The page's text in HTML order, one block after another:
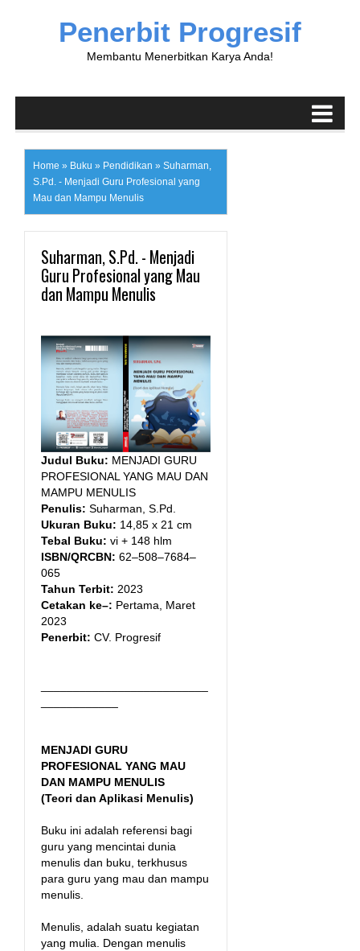
Penerbit Progresif
Membantu Menerbitkan Karya Anda!
Home » Buku » Pendidikan » Suharman,
S.Pd. - Menjadi Guru Profesional yang
Mau dan Mampu Menulis
Suharman, S.Pd. - Menjadi
Guru Profesional yang Mau
dan Mampu Menulis
Judul Buku: MENJADI GURU
PROFESIONAL YANG MAU DAN
MAMPU MENULIS
Penulis: Suharman, S.Pd.
Ukuran Buku: 14,85 x 21 cm
Tebal Buku: vi + 148 hlm
ISBN/QRCBN: 62–508–7684–
065
Tahun Terbit: 2023
Cetakan ke–: Pertama, Maret
2023
Penerbit: CV. Progresif
MENJADI GURU
PROFESIONAL YANG MAU
DAN MAMPU MENULIS
(Teori dan Aplikasi Menulis)
Buku ini adalah referensi bagi
guru yang mencintai dunia
menulis dan buku, terkhusus
para guru yang mau dan mampu
menulis.
Menulis, adalah suatu kegiatan
yang mulia. Dengan menulis